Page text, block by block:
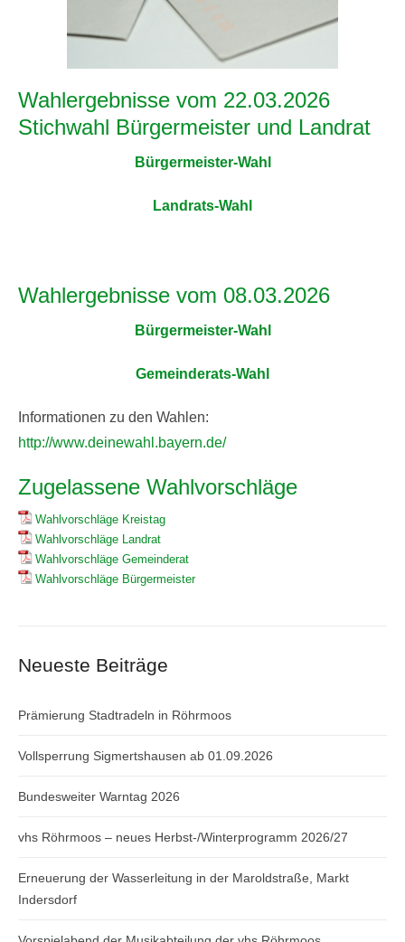
Wahlergebnisse vom 22.03.2026
Stichwahl Bürgermeister und Landrat
Bürgermeister-Wahl
Landrats-Wahl
Wahlergebnisse vom 08.03.2026
Bürgermeister-Wahl
Gemeinderats-Wahl
Informationen zu den Wahlen:
http://www.deinewahl.bayern.de/
Zugelassene Wahlvorschläge
Wahlvorschläge Kreistag
Wahlvorschläge Landrat
Wahlvorschläge Gemeinderat
Wahlvorschläge Bürgermeister
Neueste Beiträge
Prämierung Stadtradeln in Röhrmoos
Vollsperrung Sigmertshausen ab 01.09.2026
Bundesweiter Warntag 2026
vhs Röhrmoos – neues Herbst-/Winterprogramm 2026/27
Erneuerung der Wasserleitung in der Maroldstraße, Markt
Indersdorf